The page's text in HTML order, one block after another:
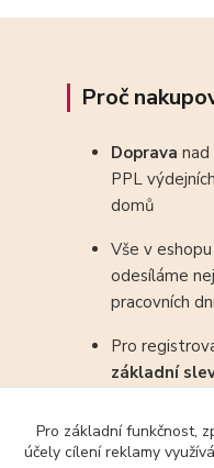
Proč
Doprava
PPL
domů
Vše v
odesíláme
pracovních
Pro
základní
Pro základní funkčnost,
účely cílení reklamy